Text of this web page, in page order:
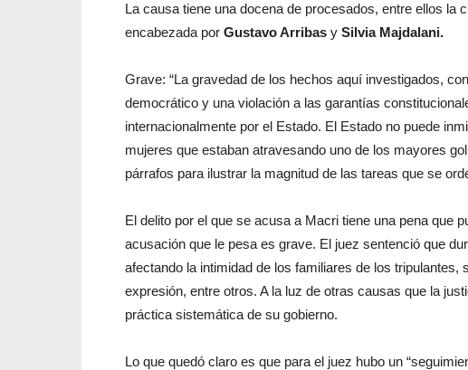
La causa tiene una docena de procesados, entre ellos la
encabezada por Gustavo Arribas y Silvia Majdalani.
Grave: “La gravedad de los hechos aquí investigados,
democrático y una violación a las garantías
internacionalmente por el Estado. El Estado no puede
mujeres que estaban atravesando uno de los mayores
párrafos para ilustrar la magnitud de las tareas que se
El delito por el que se acusa a Macri tiene una pena que
acusación que le pesa es grave. El juez sentenció que
afectando la intimidad de los familiares de los tripulantes,
expresión, entre otros. A la luz de otras causas que la
práctica sistemática de su gobierno.
Lo que quedó claro es que para el juez hubo un